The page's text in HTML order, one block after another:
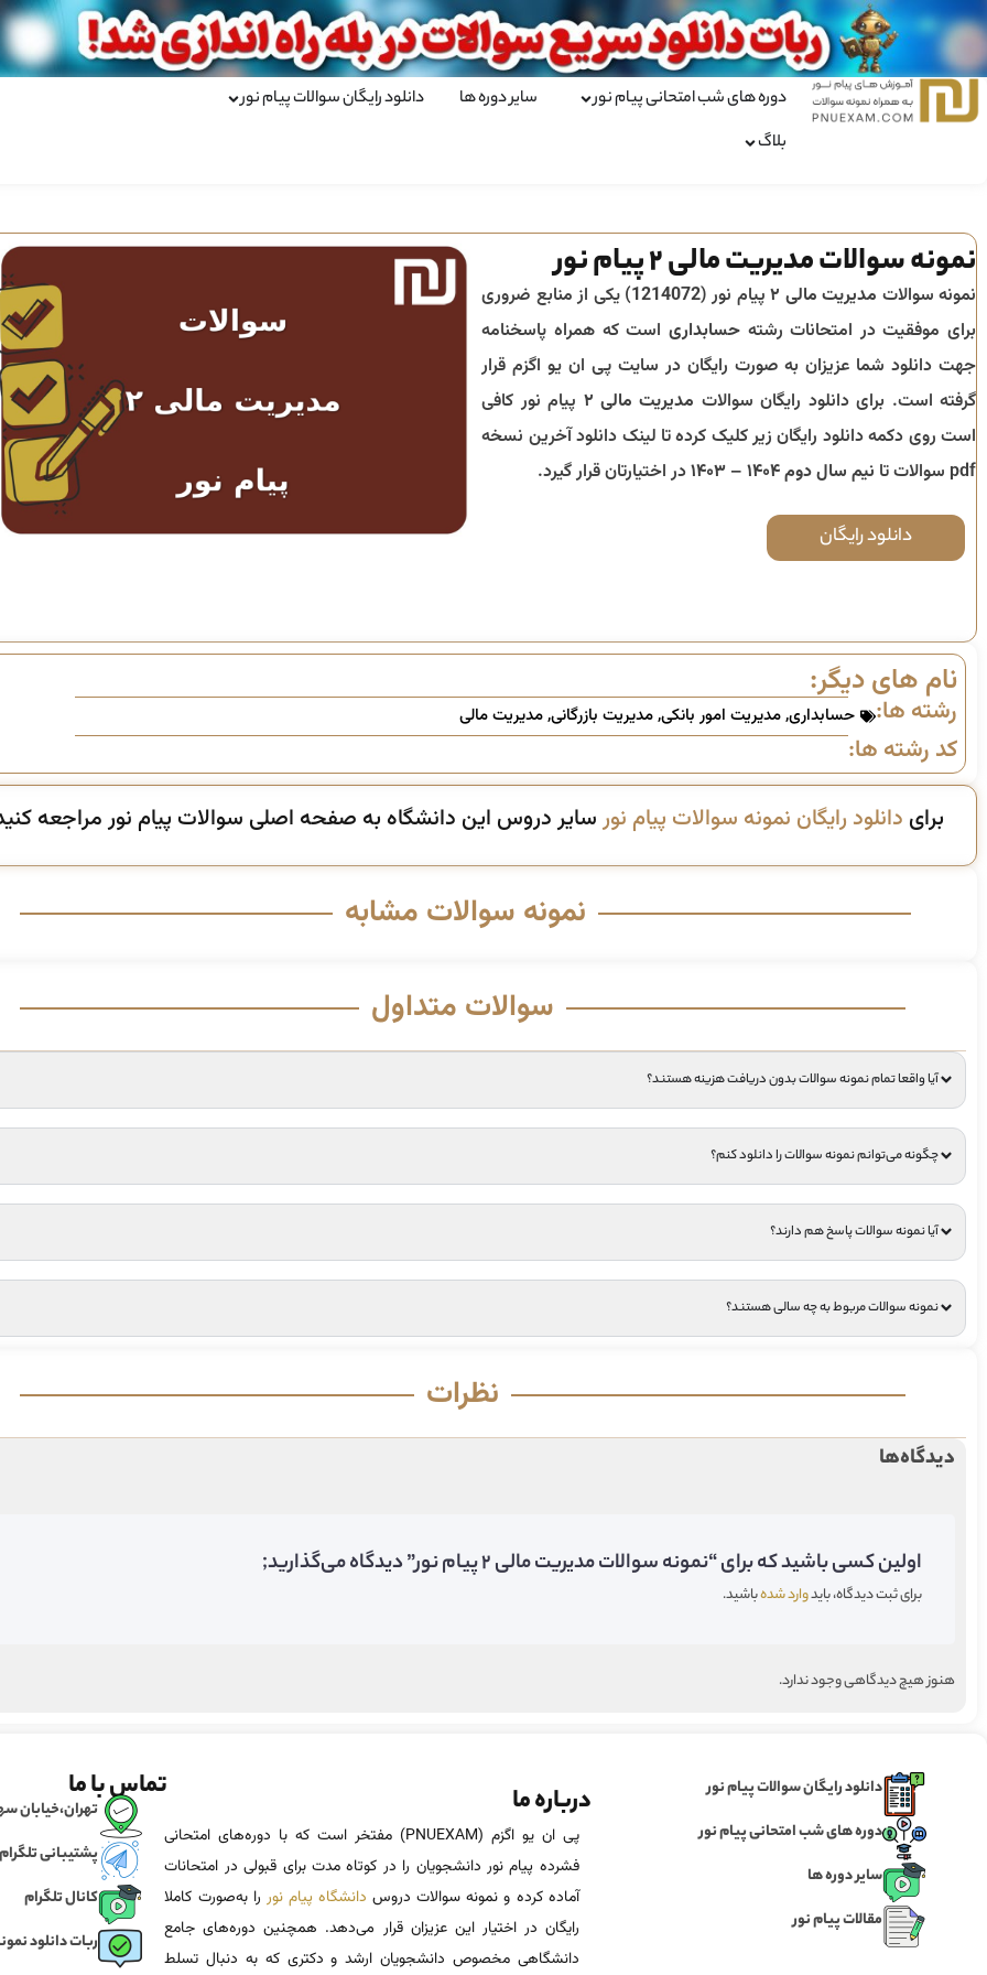
دوره های شب امتحانی پیام نور سایر دوره ها
دانلود رایگان سوالات پیام نور
بلاگ
نمونه سوالات مدیریت مالی ۲ پیام نور
نمونه سوالات مدیریت مالی ۲ پیام نور (1214072) یکی از منابع ضروری
برای موفقیت در امتحانات رشتهحسابداری است که همراه پاسخنامه
جهت دانلود شما عزیزان به صورت رایگان در سایت پی ان یو اگزم قرار
گرفته است. برای دانلود رایگان سوالات مدیریت مالی ۲
پیام نور کافی
است روی دکمه دانلود رایگان زیر کلیک کرده تا لینک دانلود آخرین نسخه
pdf سوالات تا
نیم سال دوم ۱۴۰۴ – ۱۴۰۳ در اختیارتان قرار گیرد.
دانلود رایگان
نام های دیگر:
رشته ها: حسابداری,مدیریت امور بانکی,مدیریت بازرگانی,مدیریت مالی
کد رشته ها:
برای دانلود رایگان نمونه سوالات پیام نورسایر دروس این دانشگاه به صفحه اصلی سوالات پیام نور مراجعه
نمونه سوالات مشابه
سوالات متداول
آیا واقعا تمام نمونه سوالات بدون دریافت هزینه هستند؟
چگونه می‌توانم نمونه سوالات را دانلود کنم؟
آیا نمونه سوالات پاسخ هم دارند؟
نمونه سوالات مربوط به چه سالی هستند؟
نظرات
دیدگاه‌ها
اولین کسی باشید که برای “نمونه سوالات مدیریت مالی ۲ پیام نور” دیدگاه می‌گذارید;
برای ثبت دیدگاه، بایدوارد شدهباشید.
هنوز هیچ دیدگاهی وجود ندارد.
دانلود رایگان سوالات پیام نور
دوره های شب امتحانی پیام نور
سایر دوره ها
مقالات پیام نور
درباره ما
پی ان یو اگزم (PNUEXAM) مفتخر است که با دوره‌های امتحانی
فشرده پیام نور دانشجویان را در کوتاه مدت برای قبولی در امتحانات
آماده‌ کرده و نمونه سوالات دروس دانشگاه پیام نور را به‌صورت کاملا
رایگان در اختیار این عزیزان قرار می‌دهد. همچنین دوره‌های جامع
دانشگاهی مخصوص دانشجویان ارشد و دکتری که به دنبال تسلط
تماس با ما
تهران،خیابان
پشتیبانی تلگرام
کانال تلگرام
ربات دانلود